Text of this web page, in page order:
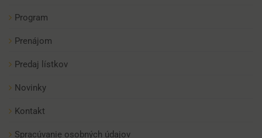
Program
Prenájom
Predaj lístkov
Novinky
Kontakt
Spracúvanie osobných údajov